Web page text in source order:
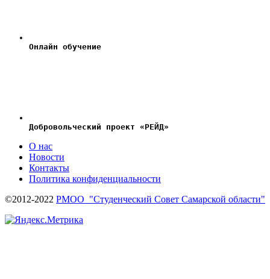
Онлайн обучение
Добровольческий проект «РЕЙД»
О нас
Новости
Контакты
Политика конфиденциальности
©2012-2022 РМОО "Студенческий Совет Самарской области"